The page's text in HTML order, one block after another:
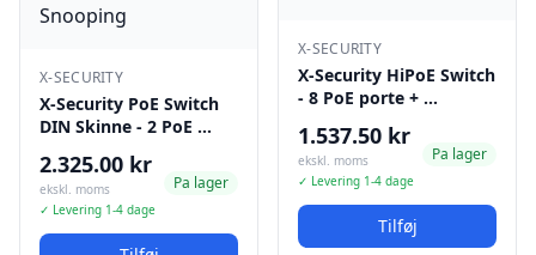
X-SECURITY
X-Security PoE Switch
DIN Skinne - 2 PoE …
2.325.00 kr
ekskl. moms
✓ Levering 1-4 dage
Pa lager
X-SECURITY
X-Security HiPoE Switch
- 8 PoE porte + …
1.537.50 kr
ekskl. moms
✓ Levering 1-4 dage
Pa lager
Tilføj